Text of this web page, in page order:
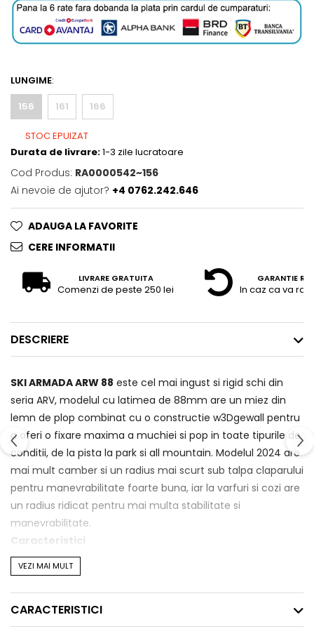
LUNGIME:
156
161 166
STOC EPUIZAT
Durata de livrare:1-3 zile lucratoare
Cod Produs: RA0000542~156
Ai nevoie de ajutor? +4 0762.242.646
ADAUGA LA FAVORITE
CERE INFORMATII
LIVRARE GRATUITA
Comenzi de peste 250 lei
GARANTIE
In caz ca va
DESCRIERE
SKI ARMADA ARW 88 este cel mai ingust si rigid schi din
seria ARV, modelul cu latimea de 88mm are un miez din
lemn de plop combinat cu o constructie w3Dgewall pentru
a oferi o fixare maxima a muchiei si pop in toate tipurile de
conditii, de la pista la park si all mountain. Modelul 2024 are
mai mult camber si un radius mai scurt sub talpa claparului
pentru manevrabilitate foarte buna, iar la varfuri si cozi are
un radius ridicat pentru mai multa stabilitate si
manevrabilitate.
Caracteristici
AR FREESTYLE ROCKER
stabilitate si flotabilitate in freeride
VEZI MAI MULT
CARACTERISTICI